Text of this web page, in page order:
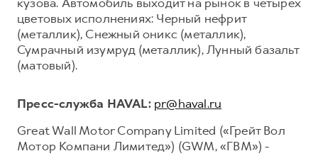
цветовых исполнениях: Черный нефрит
(металлик), Снежный оникс (металлик),
Сумрачный изумруд (металлик), Лунный базальт
(матовый).
Пресс-служба HAVAL: pr@haval.ru
Great Wall Motor Company Limited («Грейт Вол
Мотор Компани Лимитед») (GWM, «ГВМ») -